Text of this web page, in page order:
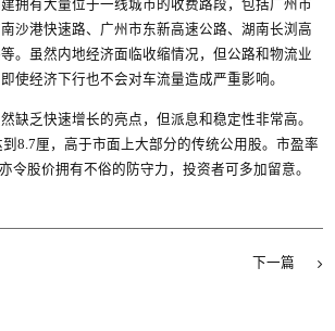
拥有大量位于一线城市的收费路段，包括广州市
沙港快速路、广州市东新高速公路、湖南长浏高
。虽然内地经济面临收缩情况，但公路和物流业
使经济下行也不会对车流量造成严重影响。
缺乏快速增长的亮点，但派息和稳定性非常高。
8.7厘，高于市面上大部分的传统公用股。市盈率
令股价拥有不俗的防守力，投资者可多加留意。
下一篇